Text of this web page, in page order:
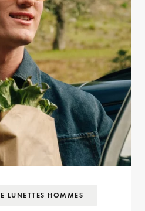
LUNETTES HOMMES